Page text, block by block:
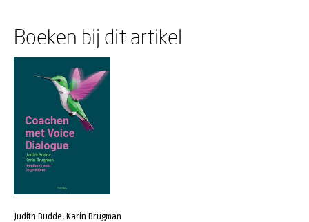
Boeken bij dit artikel
Judith Budde, Karin Brugman